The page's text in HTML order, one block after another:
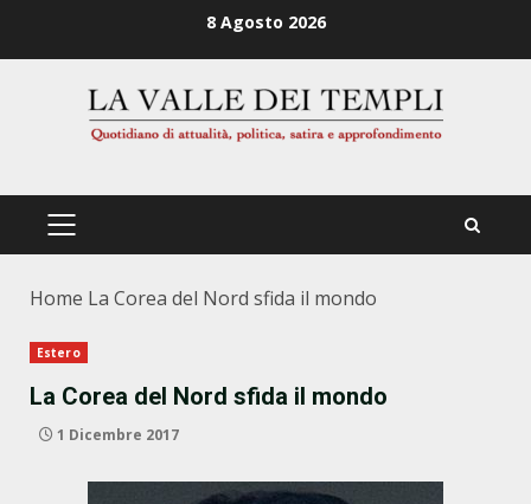
8 Agosto 2026
PRIMÄRES
Home La Corea del Nord sfida il mondo
Estero
La Corea del Nord sfida il mondo
1 Dicembre 2017